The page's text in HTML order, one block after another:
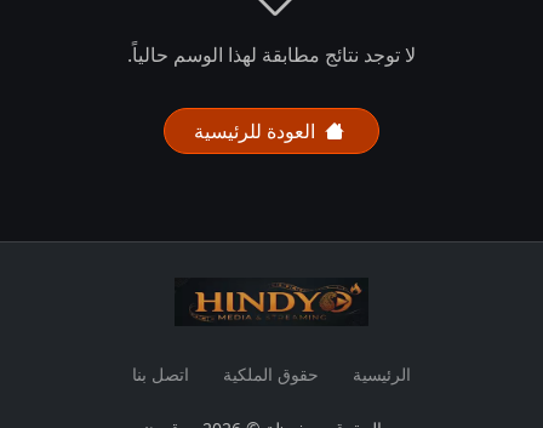
لا توجد نتائج مطابقة لهذا الوسم حالياً.
العودة للرئيسية
الرئيسية حقوق الملكية اتصل بنا